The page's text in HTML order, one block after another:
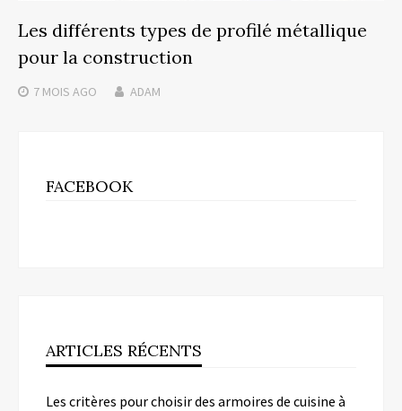
Les différents types de profilé métallique
pour la construction
7 MOIS AGO ADAM
FACEBOOK
ARTICLES RÉCENTS
Les critères pour choisir des armoires de cuisine à